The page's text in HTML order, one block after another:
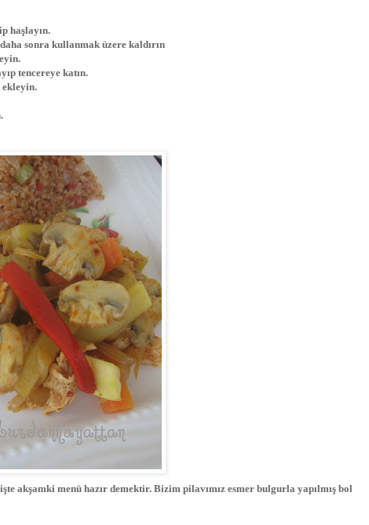
haşlayın.
sonra kullanmak üzere kaldırın
tencereye katın.
ekleyin.
akşamki menü hazır demektir. Bizim pilavımız esmer bulgurla yapılmış bol